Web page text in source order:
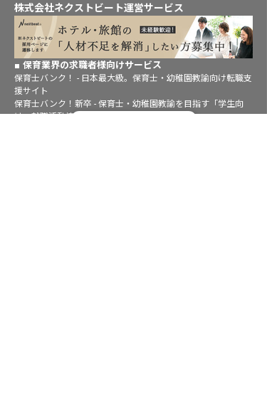
株式会社ネクストビート運営サービス
保育業界の求職者様向けサービス
保育士バンク！ - 日本最大級。保育士・幼稚園教諭向け転職支
援サイト
保育士バンク！新卒 - 保育士・幼稚園教諭を目指す「学生向
け」就職活動情報サイト